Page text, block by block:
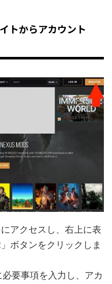
トからアカウント
アクセスし、右上に表
ボタンをクリックしま
要事項を入力し、アカ